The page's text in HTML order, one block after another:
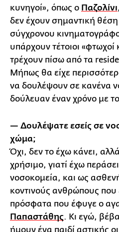
κυνηγοί», όπως ο Παζολίνι
δεν έχουν σημαντική θέση
σύγχρονου
υπάρχουν τέτοιοι «φτωχοί
τρέχουν πίσω από τα
Μήπως θα είχε
να δουλέψουν σε κανένα
δούλευαν έναν χρόνο με
— Δουλέψατε εσείς σε
χώμα;
Όχι, δεν το έχω κάνει,
χρήσιμο, γιατί έχω
νοσοκομεία, και ως
κοντινούς ανθρώπους
πρόσφατα που έφυγε ο
Παπαστάθης. Κι εγώ,
ήμουν ένα παιδί αστικής